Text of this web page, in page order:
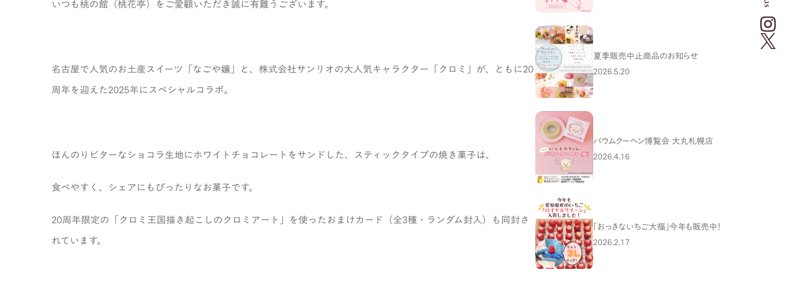
いつも桃の館（桃花亭）をご愛顧いただき誠に有難うございます。
名古屋で人気のお土産スイーツ「なごや嬢」と、株式会社サンリオの大人気キャラクター「クロミ」が、ともに20
周年を迎えた2025年にスペシャルコラボ。
ほんのりビターなショコラ生地にホワイトチョコレートをサンドした、スティックタイプの焼き菓子は、
食べやすく、シェアにもぴったりなお菓子です。
20周年限定の「クロミ王国描き起こしのクロミアート」を使ったおまけカード（全3種・ランダム封入）も同封さ
れています。
夏季販売中止商品のお知らせ
2026.5.20
バウムクーヘン博覧会 大丸札幌店
2026.4.16
「おっきないちご大福」今年も販売中！
2026.2.17